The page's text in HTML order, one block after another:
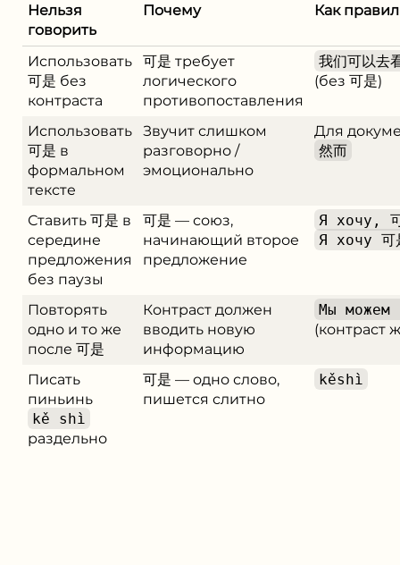
Нельзя
говорить
Почему Как
Использовать
可是 без
контраста
可是 требует
логического
противопоставления
我们可以去
(без 可是)
Использовать
可是 в
формальном
тексте
Звучит слишком
разговорно /
эмоционально
Для
然而
Ставить 可是 в
середине
предложения
без паузы
可是 — союз,
начинающий второе
предложение
Я хочу,
Я хочу 可
Повторять
одно и то же
после 可是
Контраст должен
вводить новую
информацию
Мы можем
(контраст
Писать
пиньинь
kě shì
раздельно
可是 — одно слово,
пишется слитно
kěshì